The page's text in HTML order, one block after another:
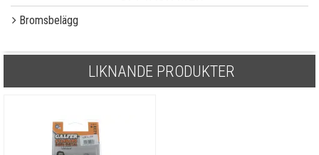
Bromsbelägg
LIKNANDE PRODUKTER